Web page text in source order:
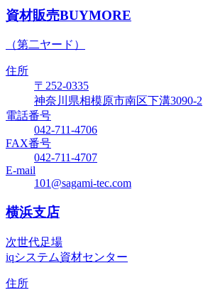
資材販売BUYMORE
（第二ヤード）
住所
〒252-0335
神奈川県相模原市南区下溝3090-2
電話番号
042-711-4706
FAX番号
042-711-4707
E-mail
101@sagami-tec.com
横浜支店
次世代足場
iqシステム資材センター
住所